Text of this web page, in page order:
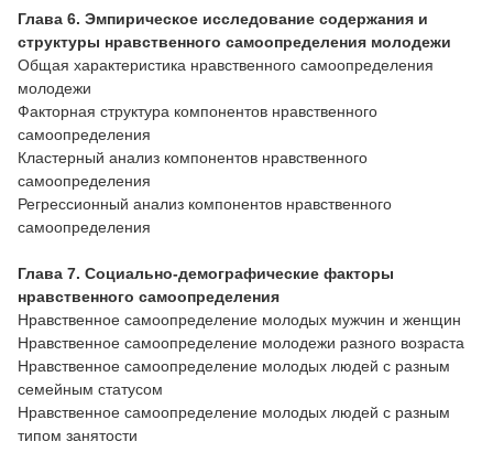
Глава 6. Эмпирическое исследование содержания и
структуры нравственного самоопределения молодежи
Общая характеристика нравственного самоопределения
молодежи
Факторная структура компонентов нравственного
самоопределения
Кластерный анализ компонентов нравственного
самоопределения
Регрессионный анализ компонентов нравственного
самоопределения
Глава 7. Социально-демографические факторы
нравственного самоопределения
Нравственное самоопределение молодых мужчин и женщин
Нравственное самоопределение молодежи разного возраста
Нравственное самоопределение молодых людей с разным
семейным статусом
Нравственное самоопределение молодых людей с разным
типом занятости